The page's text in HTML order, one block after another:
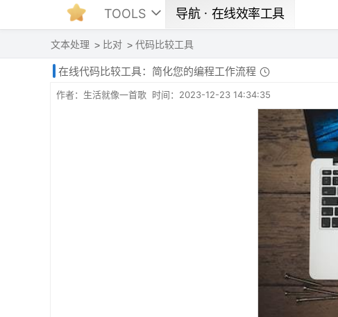
TOOLS 导航ㆍ在线效率工具
文本处理 比对 代码比较工具
在线代码比较工具：简化您的编程工作流程
作者：生活就像一首歌 时间：2023-12-23 14:34:35